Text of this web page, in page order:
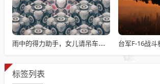
雨中的得力助手，女儿请吊车助父母快速收玉米
标签列表